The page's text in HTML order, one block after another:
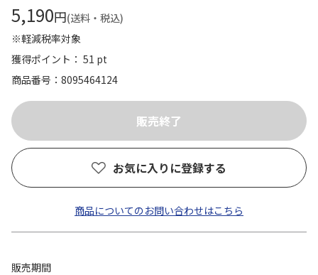
5,190円(送料・税込)
※軽減税率対象
獲得ポイント： 51 pt
商品番号
8095464124
お気に入りに登録する
商品についてのお問い合わせはこちら
販売期間